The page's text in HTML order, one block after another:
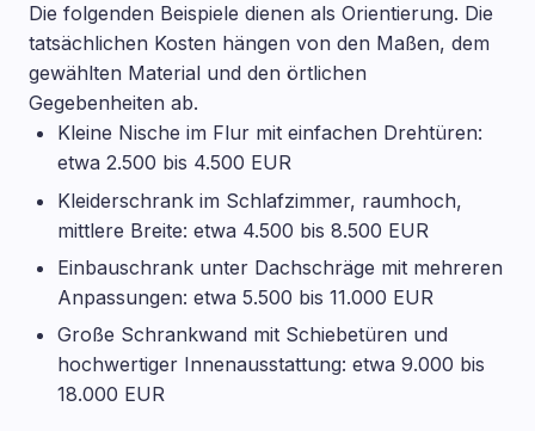
Die folgenden Beispiele dienen als Orientierung. Die
tatsächlichen Kosten hängen von den Maßen, dem
gewählten Material und den örtlichen
Gegebenheiten ab.
Kleine Nische im Flur mit einfachen Drehtüren:
etwa 2.500 bis 4.500 EUR
Kleiderschrank im Schlafzimmer, raumhoch,
mittlere Breite: etwa 4.500 bis 8.500 EUR
Einbauschrank unter Dachschräge mit mehreren
Anpassungen: etwa 5.500 bis 11.000 EUR
Große Schrankwand mit Schiebetüren und
hochwertiger Innenausstattung: etwa 9.000 bis
18.000 EUR